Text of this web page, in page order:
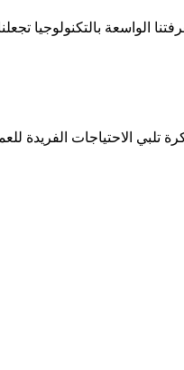
الواسعة بالتكنولوجيا
تلبي الاحتياجات الفريدة